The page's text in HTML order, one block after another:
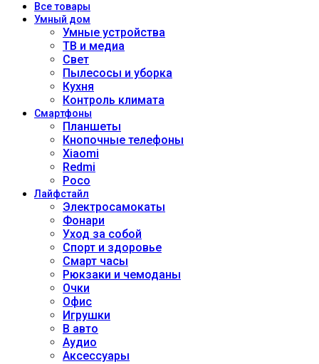
Всетовары
Умный дом
Умные устройства
ТВ и медиа
Свет
Пылесосы и уборка
Кухня
Контроль климата
Смартфоны
Планшеты
Кнопочные телефоны
Xiaomi
Redmi
Poco
Лайфстайл
Электросамокаты
Фонари
Уход за собой
Спорт и здоровье
Смарт часы
Рюкзаки и чемоданы
Очки
Офис
Игрушки
В авто
Аудио
Аксессуары